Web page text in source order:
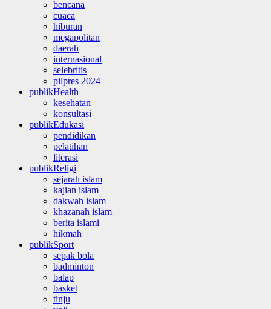
bencana
cuaca
hiburan
megapolitan
daerah
internasional
selebritis
pilpres 2024
publikHealth
kesehatan
konsultasi
publikEdukasi
pendidikan
pelatihan
literasi
publikReligi
sejarah islam
kajian islam
dakwah islam
khazanah islam
berita islami
hikmah
publikSport
sepak bola
badminton
balap
basket
tinju